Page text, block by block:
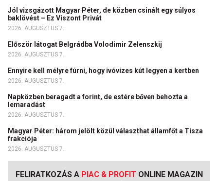
Jól vizsgázott Magyar Péter, de közben csinált egy súlyos
baklövést – Ez Viszont Privát
2026. AUGUSZTUS 7.
Először látogat Belgrádba Volodimir Zelenszkij
2026. AUGUSZTUS 7.
Ennyire kell mélyre fúrni, hogy ivóvizes kút legyen a kertben
2026. AUGUSZTUS 7.
Napközben beragadt a forint, de estére bőven behozta a
lemaradást
2026. AUGUSZTUS 7.
Magyar Péter: három jelölt közül választhat államfőt a Tisza
frakciója
2026. AUGUSZTUS 7.
FELIRATKOZÁS A PIAC & PROFIT ONLINE MAGAZIN